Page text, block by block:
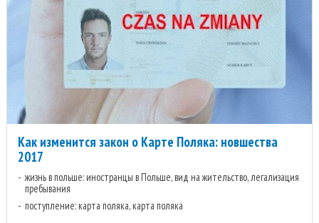
Как изменится закон о Карте Поляка: новшества
2017
жизнь в польше: иностранцы в Польше, вид на жительство, легализация
пребывания
поступление: карта поляка, карта поляка